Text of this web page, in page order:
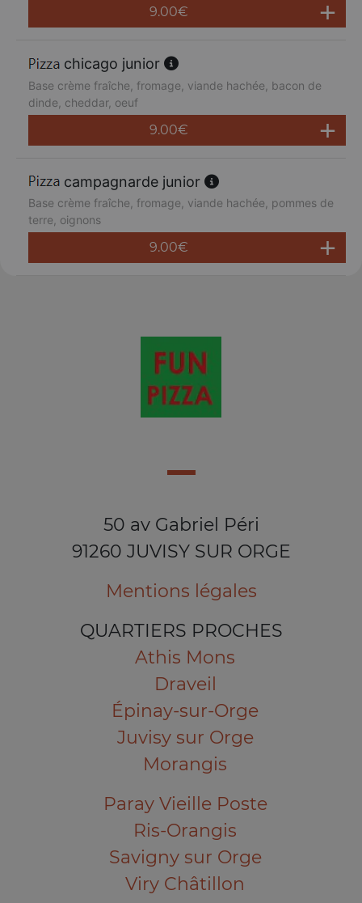
9.00€
chicago junior
Base crème fraîche, fromage, viande hachée, bacon de
dinde, cheddar, oeuf
9.00€
campagnarde junior
Base crème fraîche, fromage, viande hachée, pommes de
terre, oignons
9.00€
50 av Gabriel Péri
91260 JUVISY SUR ORGE
Mentions légales
QUARTIERS PROCHES
Athis Mons
Draveil
Épinay-sur-Orge
Juvisy sur Orge
Morangis
Paray Vieille Poste
Ris-Orangis
Savigny sur Orge
Viry Châtillon